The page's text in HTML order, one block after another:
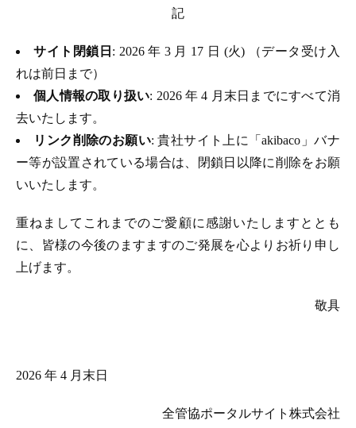
記
サイト閉鎖日 : 2026 年 3 月 17 日 (火) （データ受け入
れは前日まで）
個人情報の取り扱い: 2026 年 4 月末日までにすべて消
去いたします。
リンク削除のお願い: 貴社サイト上に「akibaco」バナ
ー等が設置されている場合は、閉鎖日以降に削除をお願
いいたします。
重ねましてこれまでのご愛顧に感謝いたしますととも
に、皆様の今後のますますのご発展を心よりお祈り申し
上げます。
敬具
2026 年 4 月末日
全管協ポータルサイト株式会社